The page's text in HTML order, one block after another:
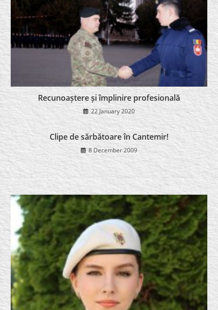
Recunoaștere și împlinire profesională
22 January 2020
Clipe de sărbătoare în Cantemir!
8 December 2009